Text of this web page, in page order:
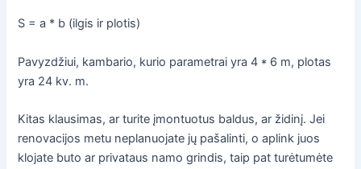
S = a * b (ilgis ir plotis)
Pavyzdžiui, kambario, kurio parametrai yra 4 * 6 m, plotas
yra 24 kv. m.
Kitas klausimas, ar turite įmontuotus baldus, ar židinį. Jei
renovacijos metu neplanuojate jų pašalinti, o aplink juos
klojate buto ar privataus namo grindis, taip pat turėtumėte